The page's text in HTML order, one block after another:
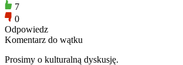
7
0
Odpowiedz
Komentarz do wątku
Prosimy o kulturalną dyskusję.